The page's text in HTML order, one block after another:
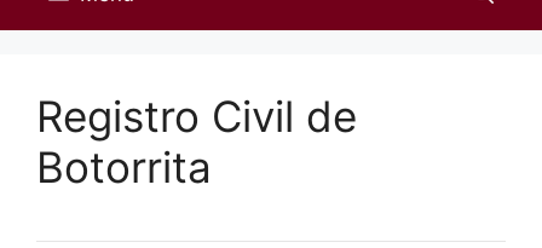
Registro Civil de
Botorrita